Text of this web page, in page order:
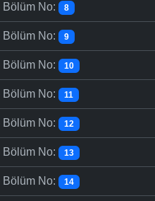
Bölüm No: 8
Bölüm No: 9
Bölüm No: 10
Bölüm No: 11
Bölüm No: 12
Bölüm No: 13
Bölüm No: 14